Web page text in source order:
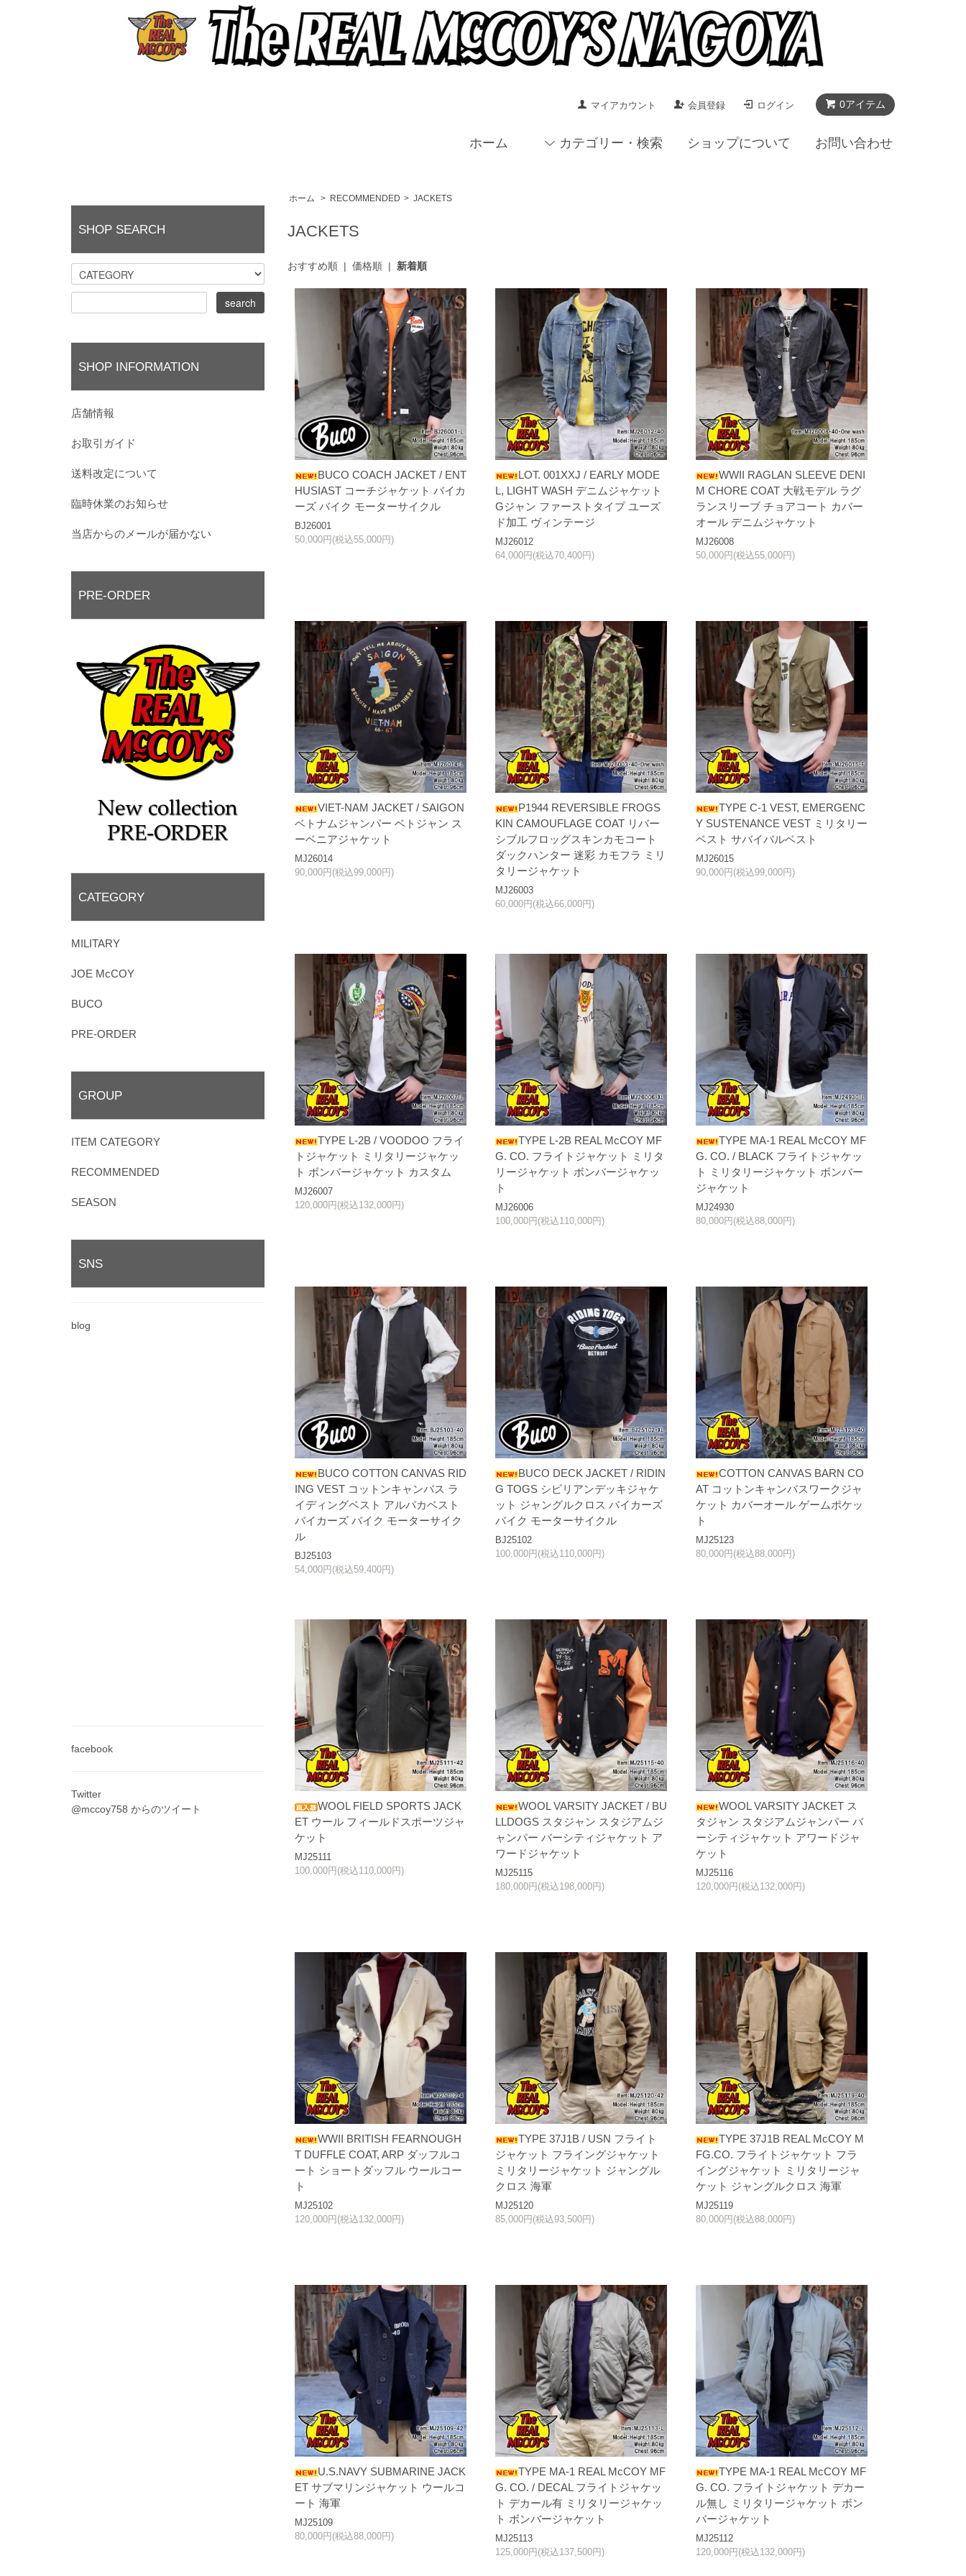
0アイテム
マイアカウント 会員登録 ログイン
ホーム カテゴリー・検索 ショップについて お問い合わせ
ホーム > RECOMMENDED > JACKETS
JACKETS
おすすめ順| 価格順| 新着順
BUCO COACH JACKET / ENT
HUSIAST コーチジャケット バイカ
ーズ バイク モーターサイクル
BJ26001
50,000円(税込55,000円)
LOT. 001XXJ / EARLY MODE
L, LIGHT WASH デニムジャケット
Gジャン ファーストタイプ ユーズ
ド加工 ヴィンテージ
MJ26012
64,000円(税込70,400円)
WWII RAGLAN SLEEVE DENI
M CHORE COAT 大戦モデル ラグ
ランスリーブ チョアコート カバー
オール デニムジャケット
MJ26008
50,000円(税込55,000円)
VIET-NAM JACKET / SAIGON
ベトナムジャンパー ベトジャン ス
ーベニアジャケット
MJ26014
90,000円(税込99,000円)
P1944 REVERSIBLE FROGS
KIN CAMOUFLAGE COAT リバー
シブルフロッグスキンカモコート
ダックハンター 迷彩 カモフラ ミリ
タリージャケット
MJ26003
60,000円(税込66,000円)
TYPE C-1 VEST, EMERGENC
Y SUSTENANCE VEST ミリタリー
ベスト サバイバルベスト
MJ26015
90,000円(税込99,000円)
TYPE L-2B / VOODOO フライ
トジャケット ミリタリージャケッ
ト ボンバージャケット カスタム
MJ26007
120,000円(税込132,000円)
TYPE L-2B REAL McCOY MF
G. CO. フライトジャケット ミリタ
リージャケット ボンバージャケッ
ト
MJ26006
100,000円(税込110,000円)
TYPE MA-1 REAL McCOY MF
G. CO. / BLACK フライトジャケッ
ト ミリタリージャケット ボンバー
ジャケット
MJ24930
80,000円(税込88,000円)
BUCO COTTON CANVAS RID
ING VEST コットンキャンバス ラ
イディングベスト アルパカベスト
バイカーズ バイク モーターサイク
ル
BJ25103
54,000円(税込59,400円)
BUCO DECK JACKET / RIDIN
G TOGS シビリアンデッキジャケ
ット ジャングルクロス バイカーズ
バイク モーターサイクル
BJ25102
100,000円(税込110,000円)
COTTON CANVAS BARN CO
AT コットンキャンバスワークジャ
ケット カバーオール ゲームポケッ
ト
MJ25123
80,000円(税込88,000円)
WOOL FIELD SPORTS JACK
ET ウール フィールドスポーツジャ
ケット
MJ25111
100,000円(税込110,000円)
WOOL VARSITY JACKET / BU
LLDOGS スタジャン スタジアムジ
ャンパー バーシティジャケット ア
ワードジャケット
MJ25115
180,000円(税込198,000円)
WOOL VARSITY JACKET ス
タジャン スタジアムジャンパー バ
ーシティジャケット アワードジャ
ケット
MJ25116
120,000円(税込132,000円)
WWII BRITISH FEARNOUGH
T DUFFLE COAT, ARP ダッフルコ
ート ショートダッフル ウールコー
ト
MJ25102
120,000円(税込132,000円)
TYPE 37J1B / USN フライト
ジャケット フライングジャケット
ミリタリージャケット ジャングル
クロス 海軍
MJ25120
85,000円(税込93,500円)
TYPE 37J1B REAL McCOY M
FG.CO. フライトジャケット フラ
イングジャケット ミリタリージャ
ケット ジャングルクロス 海軍
MJ25119
80,000円(税込88,000円)
U.S.NAVY SUBMARINE JACK
ET サブマリンジャケット ウールコ
ート 海軍
MJ25109
80,000円(税込88,000円)
TYPE MA-1 REAL McCOY MF
G. CO. / DECAL フライトジャケッ
ト デカール有 ミリタリージャケッ
ト ボンバージャケット
MJ25113
125,000円(税込137,500円)
TYPE MA-1 REAL McCOY MF
G. CO. フライトジャケット デカー
ル無し ミリタリージャケット ボン
バージャケット
MJ25112
120,000円(税込132,000円)
SHOP SEARCH
SHOP INFORMATION
店舗情報
お取引ガイド
送料改定について
臨時休業のお知らせ
当店からのメールが届かない
PRE-ORDER
CATEGORY
MILITARY
JOE McCOY
BUCO
PRE-ORDER
GROUP
ITEM CATEGORY
RECOMMENDED
SEASON
SNS
blog
facebook
Twitter
@mccoy758 からのツイート